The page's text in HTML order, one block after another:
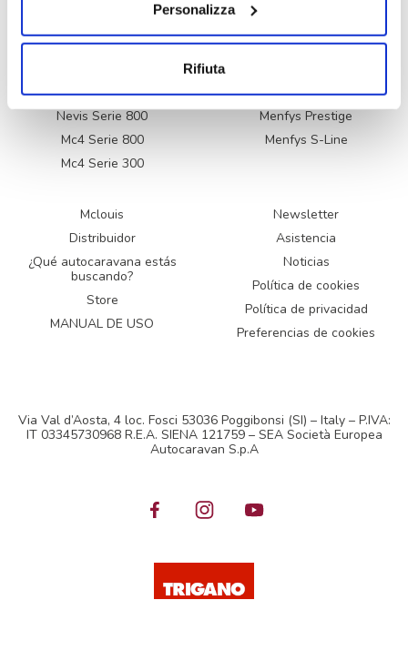
Personalizza
Rifiuta
Mc4 Serie 300 Slim
Nevis Serie 800
Mc4 Serie 800
Mc4 Serie 300
Menfys 7 LifeStyle
Menfys Prestige
Menfys S-Line
Mclouis
Distribuidor
¿Qué autocaravana estás
buscando?
Store
MANUAL DE USO
Newsletter
Asistencia
Noticias
Política de cookies
Política de privacidad
Preferencias de cookies
Via Val d’Aosta, 4 loc. Fosci 53036 Poggibonsi (SI) – Italy – P.IVA:
IT 03345730968 R.E.A. SIENA 121759 – SEA Società Europea
Autocaravan S.p.A